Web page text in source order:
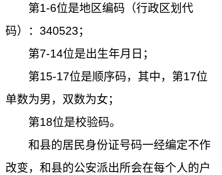
第1-6位是地区编码（行政区划代
码）：340523；
第7-14位是出生年月日；
第15-17位是顺序码，其中，第17位
单数为男，双数为女；
第18位是校验码。
和县的居民身份证号码一经编定不作
改变，和县的公安派出所会在每个人的户